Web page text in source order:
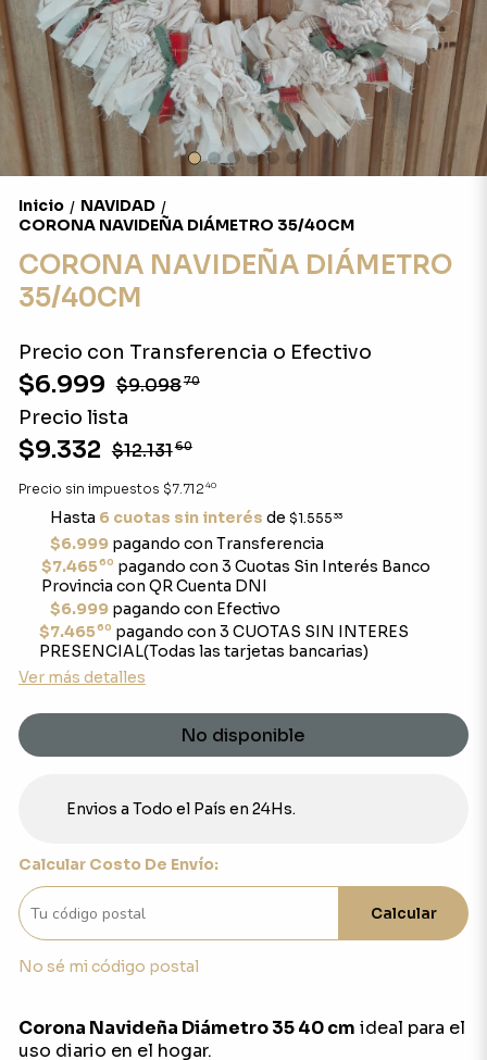
Inicio / NAVIDAD /
CORONA NAVIDEÑA DIÁMETRO 35/40CM
CORONA NAVIDEÑA DIÁMETRO
35/40CM
Precio con Transferencia o Efectivo
$6.999 $9.09870
Precio lista
$9.332 $12.13160
Precio sin impuestos $7.712 40
Hasta 6 cuotas sin interés de $1.555 33
$6.999pagando con Transferencia
$7.46560 pagando con 3 Cuotas Sin Interés Banco
Provincia con QR Cuenta DNI
$6.999pagando con Efectivo
$7.46560 pagando con 3 CUOTAS SIN INTERES
PRESENCIAL(Todas las tarjetas bancarias)
Ver más detalles
No disponible
Envios a Todo el País en 24Hs.
Calcular Costo De Envío:
Calcular
No sé mi código postal
Corona Navideña Diámetro 35 40 cm ideal para el
uso diario en el hogar.